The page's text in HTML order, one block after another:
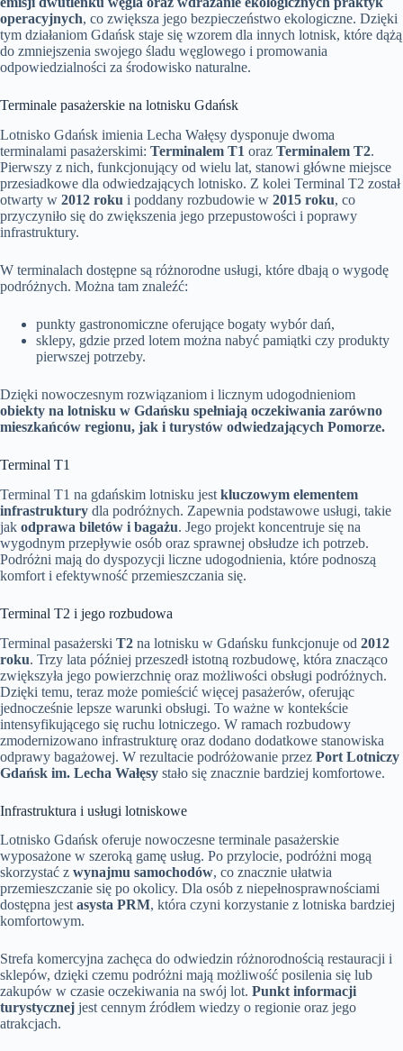
operacyjnych, co zwiększa jego bezpieczeństwo ekologiczne. Dzięki
tym działaniom Gdańsk staje się wzorem dla innych lotnisk, które dążą
do zmniejszenia swojego śladu węglowego i promowania
odpowiedzialności za środowisko naturalne.
Terminale pasażerskie na lotnisku Gdańsk
Lotnisko Gdańsk imienia Lecha Wałęsy dysponuje dwoma
terminalami pasażerskimi: Terminalem T1 oraz Terminalem T2.
Pierwszy z nich, funkcjonujący od wielu lat, stanowi główne miejsce
przesiadkowe dla odwiedzających lotnisko. Z kolei Terminal T2 został
otwarty w 2012 roku i poddany rozbudowie w 2015 roku, co
przyczyniło się do zwiększenia jego przepustowości i poprawy
infrastruktury.
W terminalach dostępne są różnorodne usługi, które dbają o wygodę
podróżnych. Można tam znaleźć:
punkty gastronomiczne oferujące bogaty wybór dań,
sklepy, gdzie przed lotem można nabyć pamiątki czy produkty
pierwszej potrzeby.
Dzięki nowoczesnym rozwiązaniom i licznym udogodnieniom
obiekty na lotnisku w Gdańsku spełniają oczekiwania zarówno
mieszkańców regionu, jak i turystów odwiedzających Pomorze.
Terminal T1
Terminal T1 na gdańskim lotnisku jest kluczowym elementem
infrastruktury dla podróżnych. Zapewnia podstawowe usługi, takie
jak odprawa biletów i bagażu. Jego projekt koncentruje się na
wygodnym przepływie osób oraz sprawnej obsłudze ich potrzeb.
Podróżni mają do dyspozycji liczne udogodnienia, które podnoszą
komfort i efektywność przemieszczania się.
Terminal T2 i jego rozbudowa
Terminal pasażerski T2 na lotnisku w Gdańsku funkcjonuje od 2012
roku. Trzy lata później przeszedł istotną rozbudowę, która znacząco
zwiększyła jego powierzchnię oraz możliwości obsługi podróżnych.
Dzięki temu, teraz może pomieścić więcej pasażerów, oferując
jednocześnie lepsze warunki obsługi. To ważne w kontekście
intensyfikującego się ruchu lotniczego. W ramach rozbudowy
zmodernizowano infrastrukturę oraz dodano dodatkowe stanowiska
odprawy bagażowej. W rezultacie podróżowanie przez Port Lotniczy
Gdańsk im. Lecha Wałęsy stało się znacznie bardziej komfortowe.
Infrastruktura i usługi lotniskowe
Lotnisko Gdańsk oferuje nowoczesne terminale pasażerskie
wyposażone w szeroką gamę usług. Po przylocie, podróżni mogą
skorzystać z wynajmu samochodów, co znacznie ułatwia
przemieszczanie się po okolicy. Dla osób z niepełnosprawnościami
dostępna jestasysta PRM, która czyni korzystanie z lotniska bardziej
komfortowym.
Strefa komercyjna zachęca do odwiedzin różnorodnością restauracji i
sklepów, dzięki czemu podróżni mają możliwość posilenia się lub
zakupów w czasie oczekiwania na swój lot. Punkt informacji
turystycznej jest cennym źródłem wiedzy o regionie oraz jego
atrakcjach.